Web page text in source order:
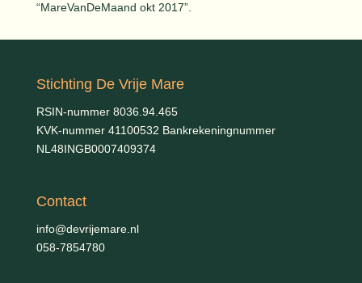
“MareVanDeMaand okt 2017”.
Stichting De Vrije Mare
RSIN-nummer 8036.94.465
KVK-nummer 41100532 Bankrekeningnummer
NL48INGB0007409374
Contact
info@devrijemare.nl
058-7854780